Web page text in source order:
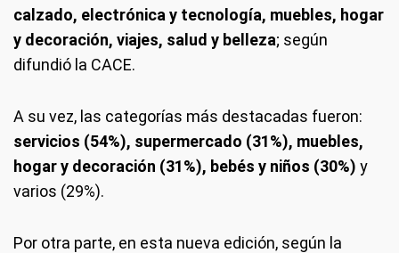
calzado, electrónica y tecnología, muebles, hogar
y decoración, viajes, salud y belleza; según
difundió la CACE.
A su vez, las categorías más destacadas fueron:
servicios (54%), supermercado (31%), muebles,
hogar y decoración (31%), bebés y niños (30%) y
varios (29%).
Por otra parte, en esta nueva edición, según la